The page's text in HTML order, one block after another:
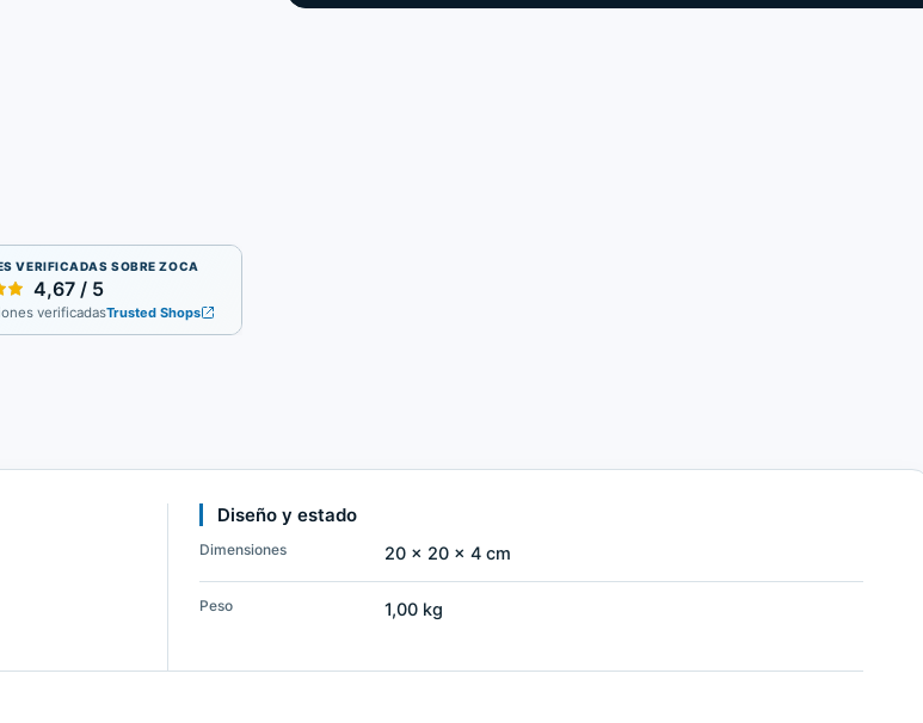
VERIFICADAS SOBRE ZOCA
4,67 / 5
verificadasTrusted Shops
Diseño y estado
Dimensiones 20 × 20 × 4 cm
Peso 1,00 kg